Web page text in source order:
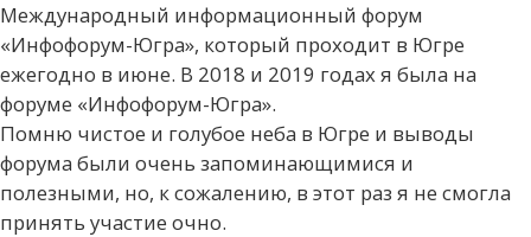
Международный информационный форум
«Инфофорум-Югра», который проходит в Югре
ежегодно в июне. В 2018 и 2019 годах я была на
форуме «Инфофорум-Югра».
Помню чистое и голубое неба в Югре и выводы
форума были очень запоминающимися и
полезными, но, к сожалению, в этот раз я не смогла
принять участие очно.